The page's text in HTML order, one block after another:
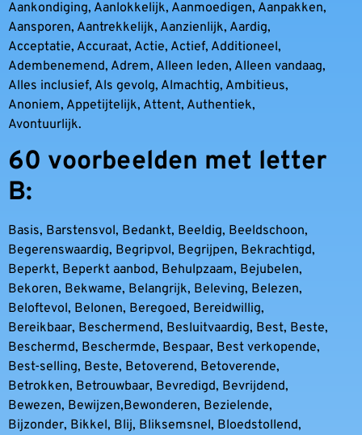
Aankondiging, Aanlokkelijk, Aanmoedigen, Aanpakken,
Aansporen, Aantrekkelijk, Aanzienlijk, Aardig,
Acceptatie, Accuraat, Actie, Actief, Additioneel,
Adembenemend, Adrem, Alleen leden, Alleen vandaag,
Alles inclusief, Als gevolg, Almachtig, Ambitieus,
Anoniem, Appetijtelijk, Attent, Authentiek,
Avontuurlijk.
60 voorbeelden met letter
B:
Basis, Barstensvol, Bedankt, Beeldig, Beeldschoon,
Begerenswaardig, Begripvol, Begrijpen, Bekrachtigd,
Beperkt, Beperkt aanbod, Behulpzaam, Bejubelen,
Bekoren, Bekwame, Belangrijk, Beleving, Belezen,
Beloftevol, Belonen, Beregoed, Bereidwillig,
Bereikbaar, Beschermend, Besluitvaardig, Best, Beste,
Beschermd, Beschermde, Bespaar, Best verkopende,
Best-selling, Beste, Betoverend, Betoverende,
Betrokken, Betrouwbaar, Bevredigd, Bevrijdend,
Bewezen, Bewijzen,Bewonderen, Bezielende,
Bijzonder, Bikkel, Blij, Bliksemsnel, Bloedstollend,